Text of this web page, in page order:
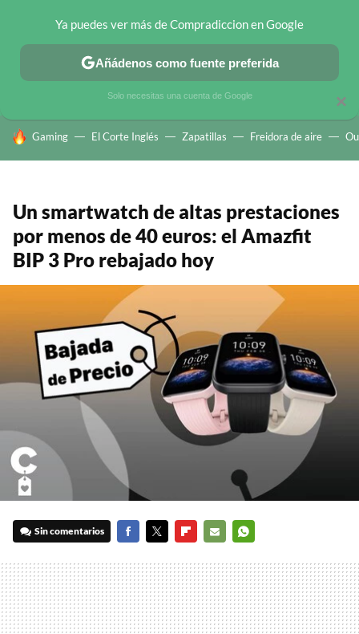
CHOLLOS TELEGRAM OFERTAS EN MÓVILES OFERTAS EN
HOY SE HABLA DE
Gaming El Corte Inglés Zapatillas Freidora de aire
Un smartwatch de altas prestaciones
por menos de 40 euros: el Amazfit
BIP 3 Pro rebajado hoy
Sin comentarios
MAIL
×
Ya puedes ver más de Compradiccion en Google
Añádenos como fuente preferida
Solo necesitas una cuenta de Google